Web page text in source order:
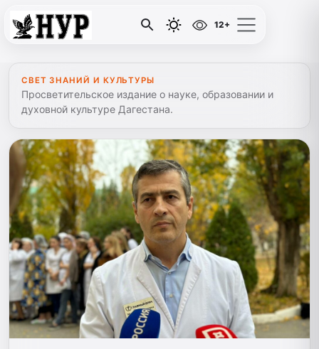
12+
СВЕТ ЗНАНИЙ И КУЛЬТУРЫ
Просветительское издание о науке, образовании и
духовной культуре Дагестана.